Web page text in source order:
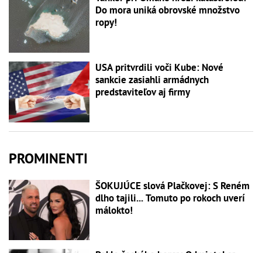
Do mora uniká obrovské množstvo
ropy!
USA pritvrdili voči Kube: Nové
sankcie zasiahli armádnych
predstaviteľov aj firmy
PROMINENTI
ŠOKUJÚCE slová Plačkovej: S Reném
dlho tajili... Tomuto po rokoch uverí
málokto!